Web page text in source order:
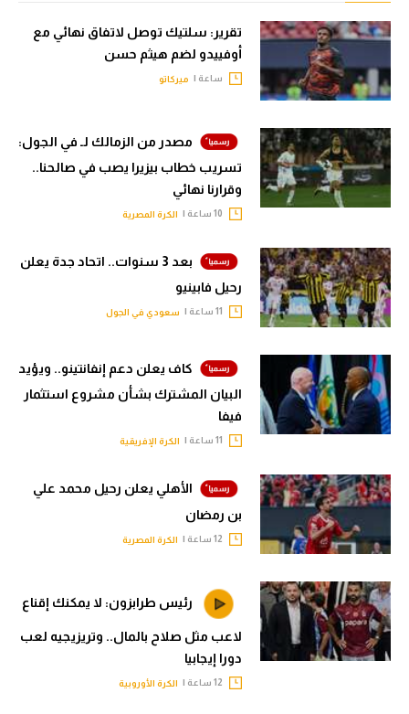
تقرير: سلتيك توصل لاتفاق نهائي مع
أوفييدو لضم هيثم حسن
ساعة | ميركاتو
مصدر من الزمالك لـ في الجول:
تسريب خطاب بيزيرا يصب في صالحنا..
وقرارنا نهائي
الكرة المصرية
بعد 3 سنوات.. اتحاد جدة يعلن
رحيل فابينيو
سعودي في الجول
كاف يعلن دعم إنفانتينو.. ويؤيد
البيان المشترك بشأن مشروع استثمار
فيفا
الكرة الإفريقية
الأهلي يعلن رحيل محمد علي
بن رمضان
الكرة المصرية
رئيس طرابزون: لا يمكنك إقناع
لاعب مثل صلاح بالمال.. وتريزيجيه لعب
دورا إيجابيا
الكرة الأوروبية